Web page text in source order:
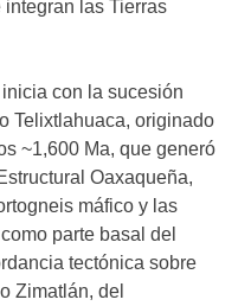
las Tierras
con la sucesión
Telixtlahuaca, originado
~1,600 Ma, que generó
Oaxaqueña,
máfico y las
parte basal del
tectónica sobre
Zimatlán, del